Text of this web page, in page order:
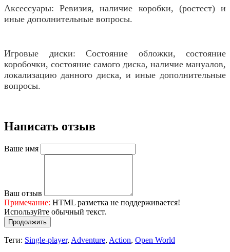
Аксессуары: Ревизия, наличие коробки, (ростест) и
иные дополнительные вопросы.
Игровые диски: Состояние обложки, состояние
коробочки, состояние самого диска, наличие мануалов,
локализацию данного диска, и иные дополнительные
вопросы.
Написать отзыв
Ваше имя
Ваш отзыв
Примечание: HTML разметка не поддерживается!
Используйте обычный текст.
Продолжить
Теги: Single-player, Adventure, Action, Open World